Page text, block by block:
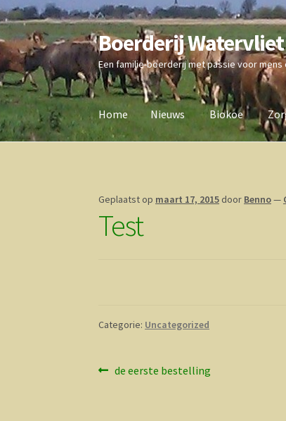
Ga
door
naar
navigatie
Ga
direct
naar
de
inhoud
Boerderij Watervliet
Een familie-boerderij met passie voor mens
Home Nieuws Biokoe
Geplaatst op maart 17, 2015 door Benno—
Test
Categorie: Uncategorized
Bericht
Vorig
de eerste bestelling